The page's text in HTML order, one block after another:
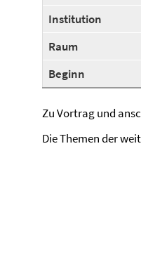
Institution
Raum
Beginn
Zu Vortrag und
Die Themen der